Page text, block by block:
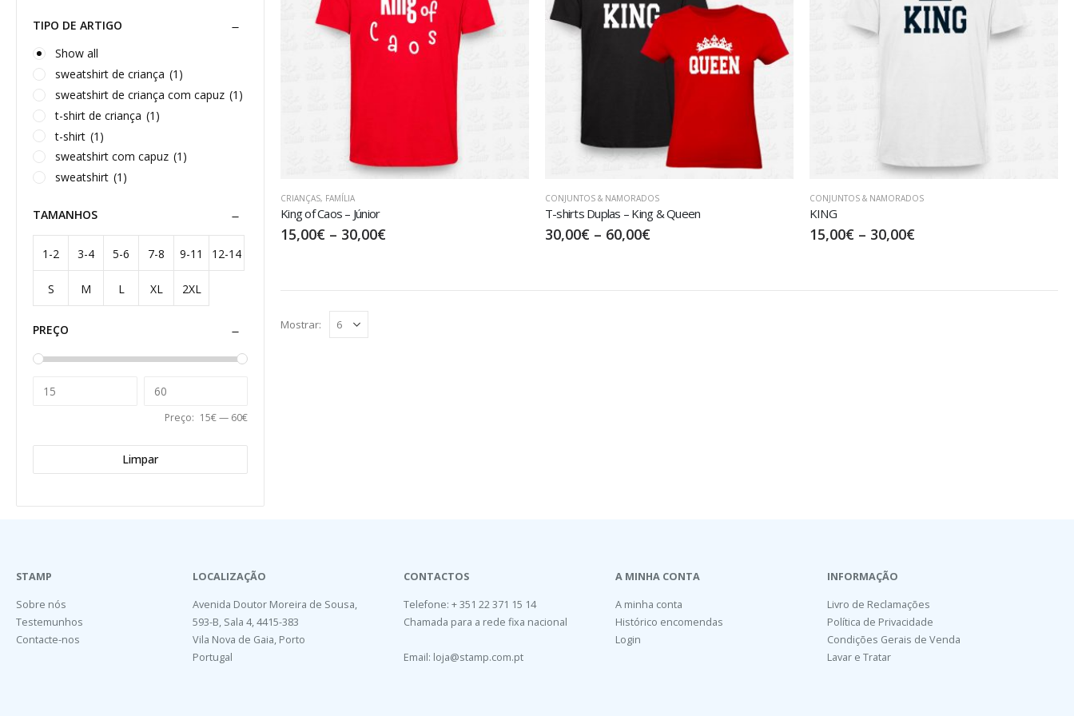
CRIANÇAS, FAMÍLIA
King of Caos – Júnior
15,00€ – 30,00€
CONJUNTOS & NAMORADOS
T-shirts Duplas – King & Queen
30,00€– 60,00€
CONJUNTOS & NAMORADOS
KING
15,00€– 30,00€
Mostrar:
TIPO DE ARTIGO
Show all
sweatshirt de criança (1)
sweatshirt de criança com capuz (1)
t-shirt de criança (1)
t-shirt (1)
sweatshirt com capuz (1)
sweatshirt (1)
TAMANHOS
1-2
anos
3-4
anos
5-6
anos
7-8
anos
9-11
anos
12-14
S M L XL 2XL
PREÇO
Preço: 15€— 60€
Limpar
STAMP
Sobre nós
Testemunhos
Contacte-nos
LOCALIZAÇÃO
Avenida Doutor Moreira de Sousa,
593-B, Sala 4, 4415-383
Vila Nova de Gaia, Porto
Portugal
CONTACTOS
Telefone: + 351 22 371 15 14
Chamada para a rede fixa nacional
Email: loja@stamp.com.pt
A MINHA CONTA
A minha conta
Histórico encomendas
Login
INFORMAÇÃO
Livro de Reclamações
Política de Privacidade
Condições Gerais de Venda
Lavar e Tratar